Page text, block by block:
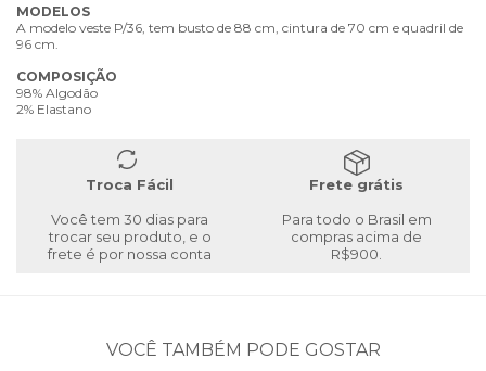
MODELOS
A modelo veste P/36, tem busto de 88 cm, cintura de 70 cm e quadril de
96 cm.
COMPOSIÇÃO
98% Algodão
2% Elastano
Troca Fácil
Você tem 30 dias para
trocar seu produto, e o
frete é por nossa conta
Frete grátis
Para todo o Brasil em
compras acima de
R$900.
VOCÊ TAMBÉM PODE GOSTAR